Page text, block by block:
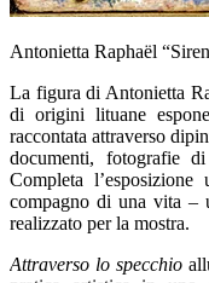
Antonietta Raphaël
La figura di Antonietta
di origini lituane
raccontata attraverso
documenti, fotografie
Completa
compagno di una vita –
realizzato per la mostra.
Attraverso lo specchio